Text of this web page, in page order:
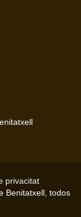
privacitat
Benitatxell, todos